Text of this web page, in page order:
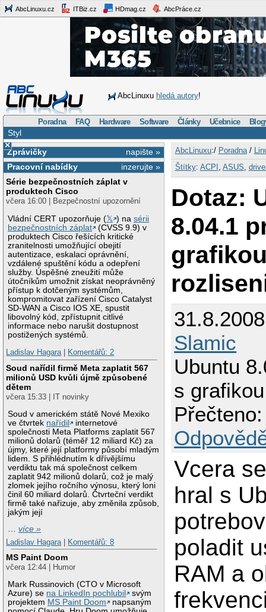
AbcLinuxu.cz ITBiz.cz HDmag.cz AbcPráce.cz
AbcLinuxu hledá autory!
Poradna FAQ Hardware Software Články Učebnice
Styl
×
napište »
Zprávičky
inzerujte »
Pracovní nabídky
Série bezpečnostních záplat v
produktech Cisco
včera 16:00 | Bezpečnostní upozornění
Vládní CERT upozorňuje (𝕏 ) nasérii
bezpečnostních záplat
(CVSS 9.9) v
produktech Cisco řešících kritické
zranitelnosti umožňující obejití
autentizace, eskalaci oprávnění,
vzdálené spuštění kódu a odepření
služby. Úspěšné zneužití může
útočníkům umožnit získat neoprávněný
přístup k dotčeným systémům,
kompromitovat zařízení Cisco Catalyst
SD-WAN a Cisco IOS XE, spustit
libovolný kód, zpřístupnit citlivé
informace nebo narušit dostupnost
postižených systémů.
Ladislav Hagara| Komentářů: 2
Soud nařídil firmě Meta zaplatit 567
milionů USD kvůli újmě způsobené
dětem
včera 15:33 | IT novinky
Soud v americkém státě Nové Mexiko
ve čtvrtek nařídil
internetové
společnosti Meta Platforms zaplatit 567
milionů dolarů (téměř 12 miliard Kč) za
újmy, které její platformy působí mladým
lidem. S přihlédnutím k dřívějšímu
verdiktu tak má společnost celkem
zaplatit 942 milionů dolarů, což je malý
zlomek jejího ročního výnosu, který loni
činil 60 miliard dolarů. Čtvrteční verdikt
firmě také nařizuje, aby změnila způsob,
jakým její
…více »
Ladislav Hagara
Komentářů: 8
MS Paint Doom
včera 12:44 | Humor
Mark Russinovich (CTO v Microsoft
Azure) se na LinkedIn pochlubil
svým
projektem MS Paint Doom
napsaným
AbcLinuxu:/ Poradna/
Štítky: ACPI ASUS
Dotaz:
8.04.1
Slamic
Ubuntu
s
Vcera
hral s
poladit
RAM a